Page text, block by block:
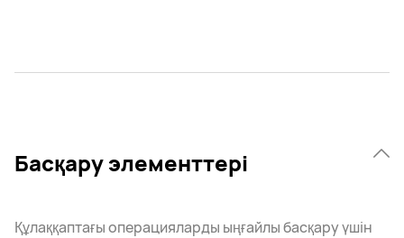
Басқару элементтері
Құлаққаптағы операцияларды ыңғайлы басқару үшін